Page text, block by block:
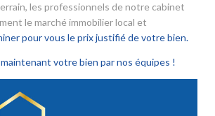
les professionnels de notre cabinet
le marché immobilier local et
pour vous le prix justifié de votre bien.
votre bien par nos équipes !